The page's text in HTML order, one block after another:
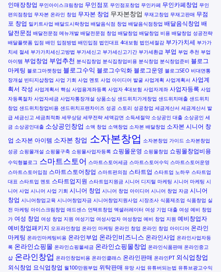
인매장창업 무인아이스크림창업 무인점포 무인점포창업 무인카페 무인카페창업 무인
편의점창업 무자본 온라인 창업 무자본 창업 무자본창업 무재고창업 무재고판매 무점
포 창업 밀키트사업 배달도시락창업 배달음식점 창업 배달음식점창업 배달음식창업 배
달전문점 배달전문점 메뉴개발 배달전문점 창업 배달창업 배달창업 비용 배달창업 성공전략
배달플랫폼 입점 배민 입점방법 배민입점 법인대표 4대보험 법인세절감 부가가치세 부가가
치세 절세 부가가치세신고방법 부가세신고 부가세신고기간 부가세환급 부업 부업 추천 부업
아이템 부업창업 부업추천 분식집창업 분식집창업비용 분식창업 분식창업준비 블로그
마케팅 블로그마켓창업 블로그수익 블로그수익화 블로그운영 블로그SEO 비대면통
장개설 빈티지샵창업 사업 기회 사업 멘토 사업 아이디어 발굴 사업계획 사업계획서 사업계
획서 작성 사업계획서 핵심 사업용계좌등록 사업자 4대보험 사업자계좌 사업자등록 사업
자등록절차 사업자세금 사업자통장개설 상품소싱 샌드위치가게창업 샌드위치매출 샌드위치
창업 샌드위치창업비용 샌드위치프랜차이즈 성공 스토리 성공창업 세금계산서 세금계산서 발
급 세금신고 세금최적화 세무상담 세무전략 세액감면 소득세절약 소상공인 대출 소상공인 세
금 소상공인대출 소상공인창업 소액 창업 소액창업 소자본 배달창업 소자본 시니어 창
업 소자본 아이템 소자본 창업 소자본창업 소자본창업 가이드 소자본창업
성공 쇼핑몰개설 쇼핑몰구축 쇼핑몰사업자등록 쇼핑몰운영 쇼핑몰창업 쇼핑몰창업비용
수익형블로그 스마트스토어 스마트스토어세금 스마트스토어수익 스마트스토어운영
스마트스토어입점 스마트스토어창업 스마트편의점 스타트업 스타트업 노하우 스타트업
대표 스타트업 멘토 스타트업지원 스타트업지원금 시니어 디지털 마케팅 시니어 마케팅 시
니어 사업 시니어 사업 기회 시니어 창업 시니어 창업 아이디어 시니어 창업 자금 시니어
창업 시니어창업교육 시니어창업자금 시니어창업지원사업 시장조사 식품제조업 식품창업 실
전 마케팅 아이스크림창업 애드센스 언택트창업 엑셀러레이터 여성 기업 대출 여성 예비 창업
가 여성 창업 여성 창업 지원 여성기업 여성사업자 여성창업 예비 창업 지원 예비창업자
예비창업패키지 오프라인창업 온라인 마케팅 온라인 창업 온라인 창업 아이디어 온라인
마케팅 온라인마케팅비용 온라인부업 온라인비즈니스 온라인사업 온라인사업자등
록 온라인쇼핑몰 온라인쇼핑몰세금 온라인쇼핑몰창업 온라인식품판매 온라인중고
샵 온라인창업 온라인창업비용 온라인클래스 온라인판매 온라인PT 외식업창업
외식창업 요식업창업 월100만원부업 위탁판매 유망 사업 유튜버되는법 유튜브광고수익